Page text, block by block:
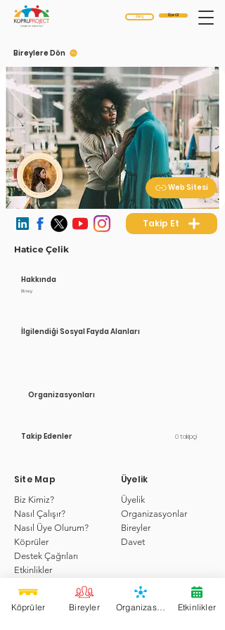
Üye Ol
Giriş
Bireylere Dön
Web Sitesi
Takip Et
Hatice Çelik
Hakkında
Birey
İlgilendiği Sosyal Fayda Alanları
Organizasyonları
Takip Edenler 0 takipçi
Site Map
Biz Kimiz?
Nasıl Çalışır?
Nasıl Üye Olurum?
Köprüler
Destek Çağrıları
Etkinlikler
Köprü'de Ara
Üyelik
Üyelik
Organizasyonlar
Bireyler
Davet
Köprüler Bireyler Organizasyonlar Etkinlikler